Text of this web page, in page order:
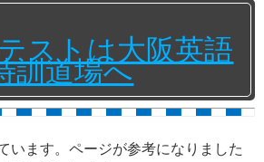
ストは大阪英語
訓道場へ
います。ページが参考になりました